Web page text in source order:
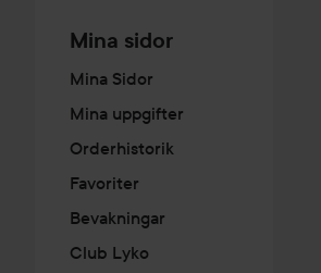
Mina sidor
Mina Sidor
Mina uppgifter
Orderhistorik
Favoriter
Bevakningar
Club Lyko